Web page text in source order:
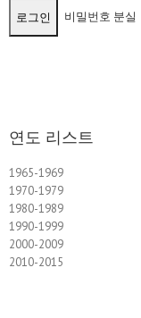
비밀번호 분실
연도 리스트
1965-1969
1970-1979
1980-1989
1990-1999
2000-2009
2010-2015